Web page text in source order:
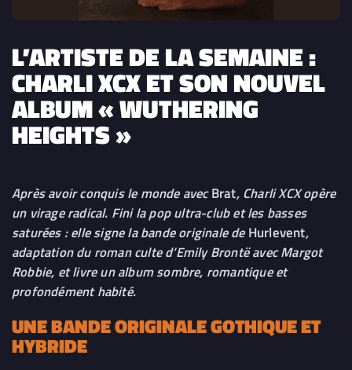
L’ARTISTE DE LA SEMAINE :
CHARLI XCX ET SON NOUVEL
ALBUM « WUTHERING
HEIGHTS »
Après avoir conquis le monde avecBrat, Charli XCX opère
un virage radical. Fini la pop ultra-club et les basses
saturées : elle signe la bande originale de Hurlevent,
adaptation du roman culte d’Emily Brontë avec Margot
Robbie, et livre un album sombre, romantique et
profondément habité.
UNE BANDE ORIGINALE GOTHIQUE ET
HYBRIDE